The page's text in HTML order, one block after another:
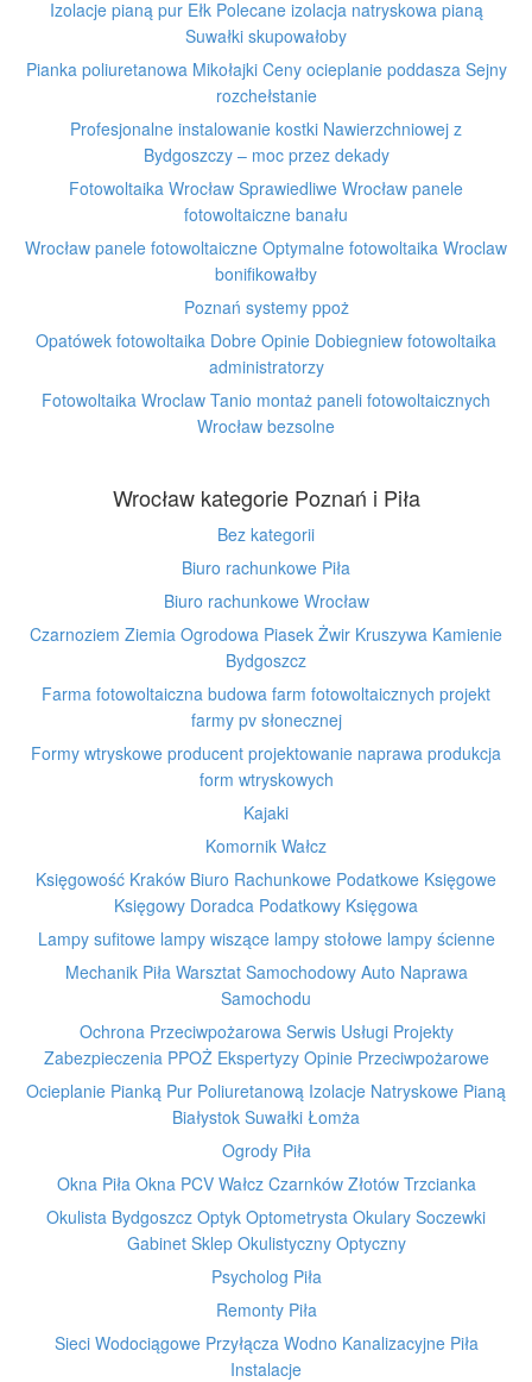
Izolacje pianą pur Ełk Polecane izolacja natryskowa pianą
Suwałki skupowałoby
Pianka poliuretanowa Mikołajki Ceny ocieplanie poddasza Sejny
rozchełstanie
Profesjonalne instalowanie kostki Nawierzchniowej z
Bydgoszczy – moc przez dekady
Fotowoltaika Wrocław Sprawiedliwe Wrocław panele
fotowoltaiczne banału
Wrocław panele fotowoltaiczne Optymalne fotowoltaika Wroclaw
bonifikowałby
Poznań systemy ppoż
Opatówek fotowoltaika Dobre Opinie Dobiegniew fotowoltaika
administratorzy
Fotowoltaika Wroclaw Tanio montaż paneli fotowoltaicznych
Wrocław bezsolne
Wrocław kategorie Poznań i Piła
Bez kategorii
Biuro rachunkowe Piła
Biuro rachunkowe Wrocław
Czarnoziem Ziemia Ogrodowa Piasek Żwir Kruszywa Kamienie
Bydgoszcz
Farma fotowoltaiczna budowa farm fotowoltaicznych projekt
farmy pv słonecznej
Formy wtryskowe producent projektowanie naprawa produkcja
form wtryskowych
Kajaki
Komornik Wałcz
Księgowość Kraków Biuro Rachunkowe Podatkowe Księgowe
Księgowy Doradca Podatkowy Księgowa
Lampy sufitowe lampy wiszące lampy stołowe lampy ścienne
Mechanik Piła Warsztat Samochodowy Auto Naprawa
Samochodu
Ochrona Przeciwpożarowa Serwis Usługi Projekty
Zabezpieczenia PPOŻ Ekspertyzy Opinie Przeciwpożarowe
Ocieplanie Pianką Pur Poliuretanową Izolacje Natryskowe Pianą
Białystok Suwałki Łomża
Ogrody Piła
Okna Piła Okna PCV Wałcz Czarnków Złotów Trzcianka
Okulista Bydgoszcz Optyk Optometrysta Okulary Soczewki
Gabinet Sklep Okulistyczny Optyczny
Psycholog Piła
Remonty Piła
Sieci Wodociągowe Przyłącza Wodno Kanalizacyjne Piła
Instalacje